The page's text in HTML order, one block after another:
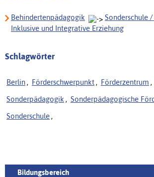
Behindertenpädagogik
Sonderschule
Inklusive und Integrative Erziehung
Schlagwörter
Berlin , Förderschwerpunkt , Förderzentrum ,
Sonderpädagogik , Sonderpädagogische
Sonderschule ,
Bildungsbereich